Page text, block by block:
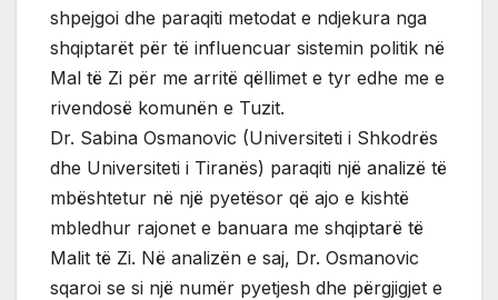
shpejgoi dhe paraqiti metodat e ndjekura nga
shqiptarët për të influencuar sistemin politik në
Mal të Zi për me arritë qëllimet e tyr edhe me e
rivendosë komunën e Tuzit.
Dr. Sabina Osmanovic (Universiteti i Shkodrës
dhe Universiteti i Tiranës) paraqiti një analizë të
mbështetur në një pyetësor që ajo e kishtë
mbledhur rajonet e banuara me shqiptarë të
Malit të Zi. Në analizën e saj, Dr. Osmanovic
sqaroi se si një numër pyetjesh dhe përgjigjet e